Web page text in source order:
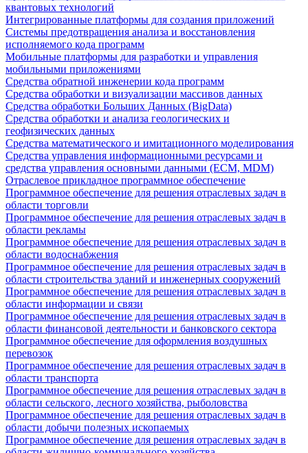
квантовых технологий
Интегрированные платформы для создания приложений
Системы предотвращения анализа и восстановления
исполняемого кода программ
Мобильные платформы для разработки и управления
мобильными приложениями
Средства обратной инженерии кода программ
Средства обработки и визуализации массивов данных
Средства обработки Больших Данных (BigData)
Средства обработки и анализа геологических и
геофизических данных
Средства математического и имитационного моделирования
Средства управления информационными ресурсами и
средства управления основными данными (ECM, MDM)
Отраслевое прикладное программное обеспечение
Программное обеспечение для решения отраслевых задач в
области торговли
Программное обеспечение для решения отраслевых задач в
области рекламы
Программное обеспечение для решения отраслевых задач в
области водоснабжения
Программное обеспечение для решения отраслевых задач в
области строительства зданий и инженерных сооружений
Программное обеспечение для решения отраслевых задач в
области информации и связи
Программное обеспечение для решения отраслевых задач в
области финансовой деятельности и банковского сектора
Программное обеспечение для оформления воздушных
перевозок
Программное обеспечение для решения отраслевых задач в
области транспорта
Программное обеспечение для решения отраслевых задач в
области сельского, лесного хозяйства, рыболовства
Программное обеспечение для решения отраслевых задач в
области добычи полезных ископаемых
Программное обеспечение для решения отраслевых задач в